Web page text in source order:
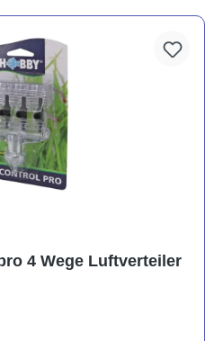
4 Wege Luftverteiler